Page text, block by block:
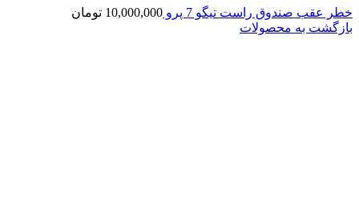
خطر عقب صندوق راست تیگو 7 پرو 10,000,000 تومان
بازگشت به محصولات